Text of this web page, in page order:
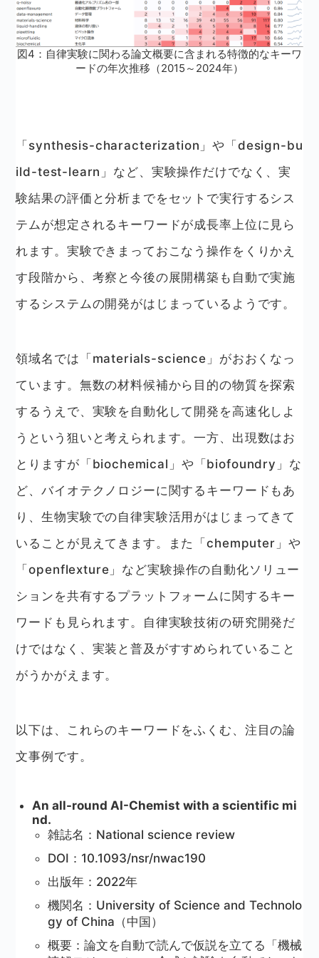
図4：自律実験に関わる論文概要に含まれる特徴的なキーワ
ードの年次推移（2015～2024年）
「synthesis-characterization」や「design-bu
ild-test-learn」など、実験操作だけでなく、実
験結果の評価と分析までをセットで実行するシス
テムが想定されるキーワードが成長率上位に見ら
れます。実験できまっておこなう操作をくりかえ
す段階から、考察と今後の展開構築も自動で実施
するシステムの開発がはじまっているようです。
領域名では「materials-science」がおおくなっ
ています。無数の材料候補から目的の物質を探索
するうえで、実験を自動化して開発を高速化しよ
うという狙いと考えられます。一方、出現数はお
とりますが「biochemical」や「biofoundry」な
ど、バイオテクノロジーに関するキーワードもあ
り、生物実験での自律実験活用がはじまってきて
いることが見えてきます。また「chemputer」や
「openflexture」など実験操作の自動化ソリュー
ションを共有するプラットフォームに関するキー
ワードも見られます。自律実験技術の研究開発だ
けではなく、実装と普及がすすめられていること
がうかがえます。
以下は、これらのキーワードをふくむ、注目の論
文事例です。
An all-round AI-Chemist with a scientific mi
nd.
雑誌名：National science review
DOI：10.1093/nsr/nwac190
出版年：2022年
機関名：University of Science and Technolo
gy of China（中国）
概要：論文を自動で読んで仮説を立てる「機械